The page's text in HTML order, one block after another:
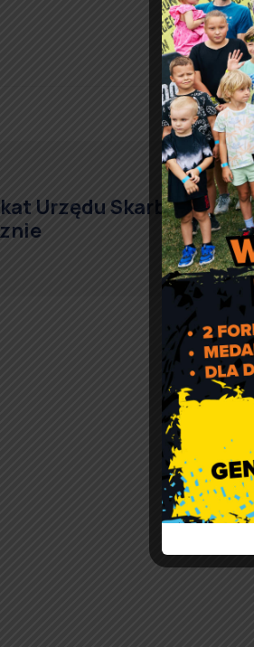
Urzędu Skarbowego